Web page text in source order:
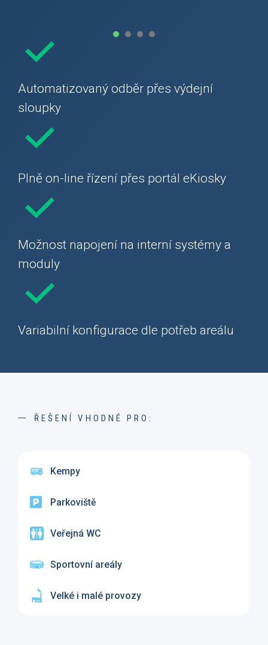
Automatizovaný odběr přes výdejní
sloupky
Plně on-line řízení přes portál eKiosky
Možnost napojení na interní systémy a
moduly
Variabilní konfigurace dle potřeb areálu
ŘEŠENÍ VHODNÉ PRO:
Kempy
Parkoviště
Veřejná WC
Sportovní areály
Velké i malé provozy